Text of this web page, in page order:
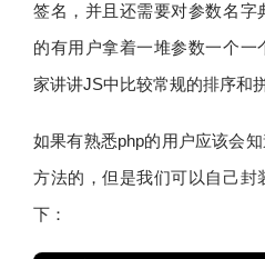
签名，并且还需要对参数名字
的有用户拿着一堆参数一个一
家讲讲JS中比较常规的排序和拼
如果有熟悉php的用户应该会
方法的，但是我们可以自己封
下：